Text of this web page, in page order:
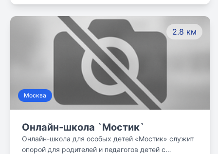
внешкольных делах.
2.8 км
Москва
Онлайн-школа `Мостик`
Онлайн-школа для особых детей «Мостик» служит
опорой для родителей и педагогов детей с